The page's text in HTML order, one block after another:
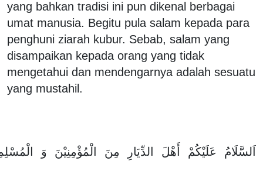
yang bahkan tradisi ini pun dikenal berbagai
umat manusia. Begitu pula salam kepada para
penghuni ziarah kubur. Sebab, salam yang
disampaikan kepada orang yang tidak
mengetahui dan mendengarnya adalah sesuatu
yang mustahil.
اَلسَّلَامُ عَلَيْكُمْ أَهْلَ الدِّيَارِ مِنَ الْمُؤْمِنِيْنَ وَ